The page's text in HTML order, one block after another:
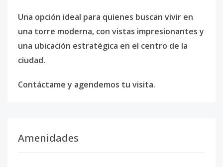
Una opción ideal para quienes buscan vivir en
una torre moderna, con vistas impresionantes y
una ubicación estratégica en el centro de la
ciudad.
Contáctame y agendemos tu visita.
Amenidades